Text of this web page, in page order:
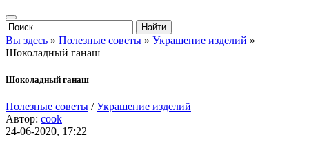
Вы здесь » Полезные советы » Украшение изделий »
Шоколадный ганаш
Шоколадный ганаш
Полезные советы /Украшение изделий
Автор: cook
24-06-2020, 17:22